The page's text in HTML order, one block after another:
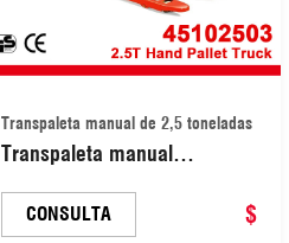
Transpaleta manual de 2,5 toneladas
Transpaleta manual
para trabajo pesado
CONSULTA $